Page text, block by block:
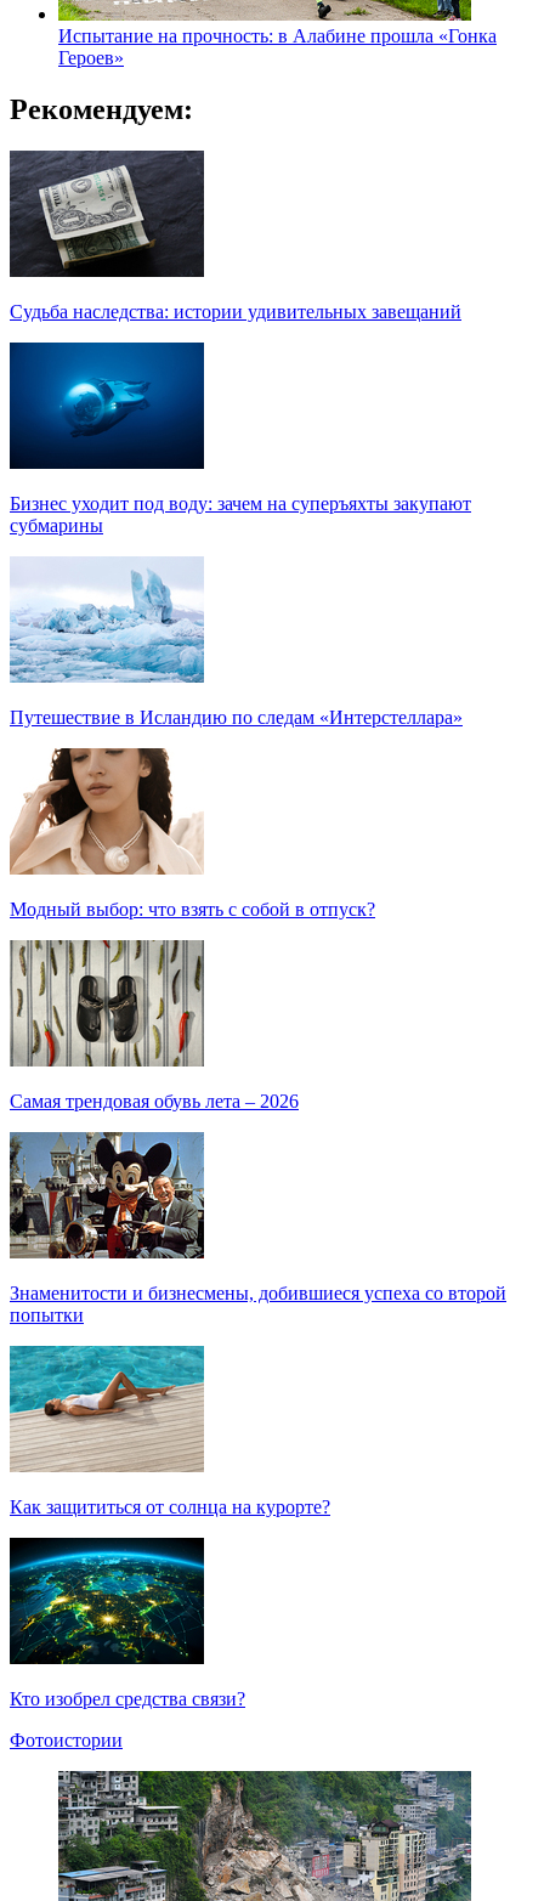
Испытание на прочность: в Алабине прошла «Гонка
Героев»
Рекомендуем:
Судьба наследства: истории удивительных завещаний
Бизнес уходит под воду: зачем на суперъяхты закупают
субмарины
Путешествие в Исландию по следам «Интерстеллара»
Модный выбор: что взять с собой в отпуск?
Самая трендовая обувь лета – 2026
Знаменитости и бизнесмены, добившиеся успеха со второй
попытки
Как защититься от солнца на курорте?
Кто изобрел средства связи?
Фотоистории